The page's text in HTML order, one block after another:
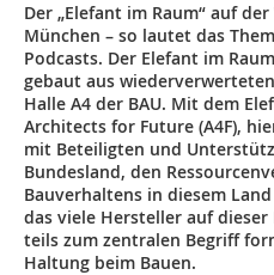
Der „Elefant im Raum“ auf
München – so lautet das
Podcasts. Der Elefant im
gebaut aus
Halle A4 der BAU. Mit dem
Architects for Future (A4F),
mit Beteiligten und
Bundesland, den
Bauverhaltens in diesem
das viele Hersteller auf dieser
teils zum zentralen Begriff
Haltung beim Bauen.